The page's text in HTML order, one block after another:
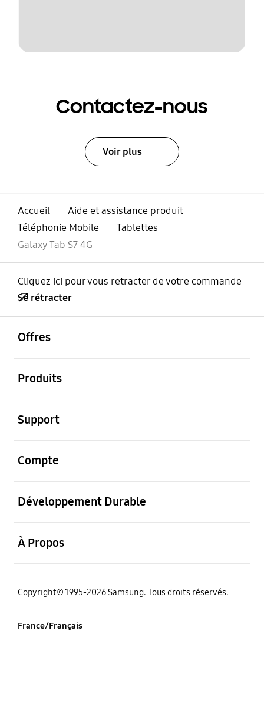
Contactez-nous
Voir plus
Accueil
Aide et assistance produit
Téléphonie Mobile
Tablettes
Galaxy Tab S7 4G
Cliquez ici pour vous retracter de votre commande
Se rétracter
Offres
Produits
Support
Compte
Développement Durable
À Propos
‌Copyright© 1995-2026 Samsung. Tous droits réservés.
France/Français